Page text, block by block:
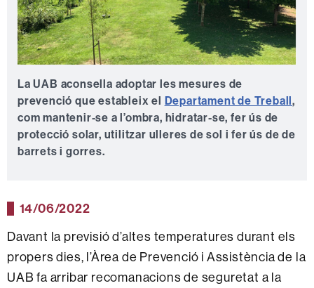
La UAB aconsella adoptar les mesures de
prevenció que estableix el Departament de Treball,
com mantenir-se a l’ombra, hidratar-se, fer ús de
protecció solar, utilitzar ulleres de sol i fer ús de de
barrets i gorres.
14/06/2022
Davant la previsió d’altes temperatures durant els
propers dies, l’Àrea de Prevenció i Assistència de la
UAB fa arribar recomanacions de seguretat a la